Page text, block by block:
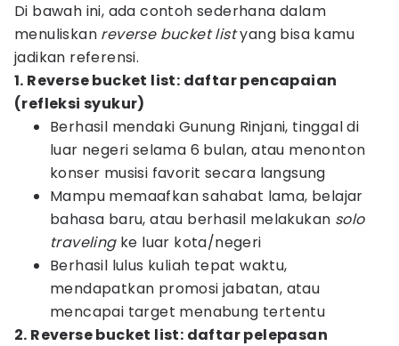
Di bawah ini, ada contoh sederhana dalam
menuliskan reverse bucket listyang bisa kamu
jadikan referensi.
1. Reverse bucket list: daftar pencapaian
(refleksi syukur)
Berhasil mendaki Gunung Rinjani, tinggal di
luar negeri selama 6 bulan, atau menonton
konser musisi favorit secara langsung
Mampu memaafkan sahabat lama, belajar
bahasa baru, atau berhasil melakukan solo
travelingke luar kota/negeri
Berhasil lulus kuliah tepat waktu,
mendapatkan promosi jabatan, atau
mencapai target menabung tertentu
2. Reverse bucket list: daftar pelepasan